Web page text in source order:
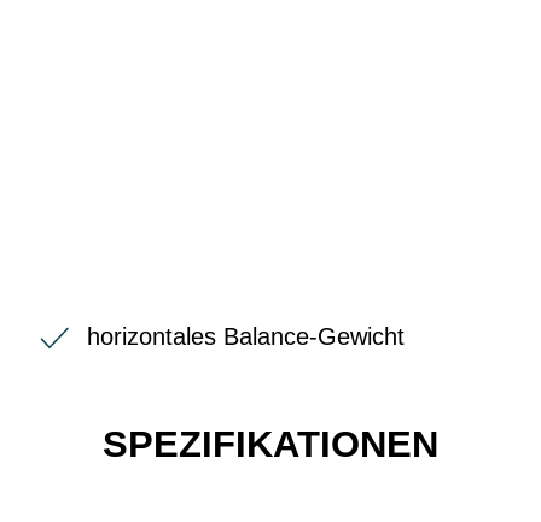
horizontales Balance-Gewicht
SPEZIFIKATIONEN